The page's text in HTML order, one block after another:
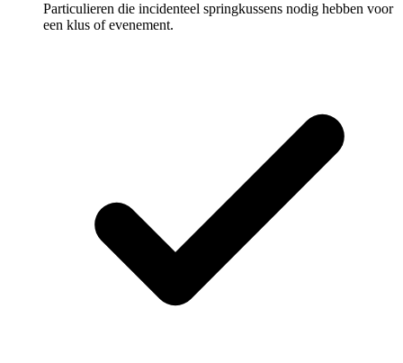
Particulieren die incidenteel springkussens nodig hebben voor
een klus of evenement.